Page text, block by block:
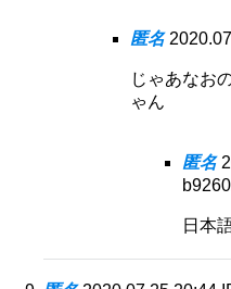
匿名
じゃあなお
ゃん
匿名
日本